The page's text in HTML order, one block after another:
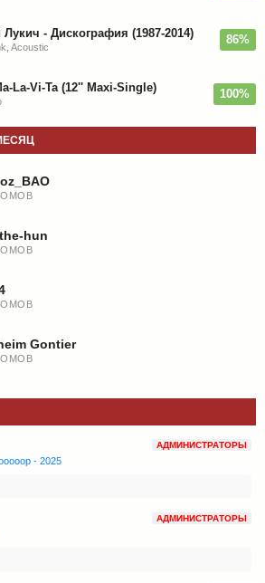
- Дискография (1987-2014)
Acoustic
86%
La-Vi-Ta (12'' Maxi-Single) 100%
hun
Gontier
АДМИНИСТРАТОРЫ
- 2025
АДМИНИСТРАТОРЫ